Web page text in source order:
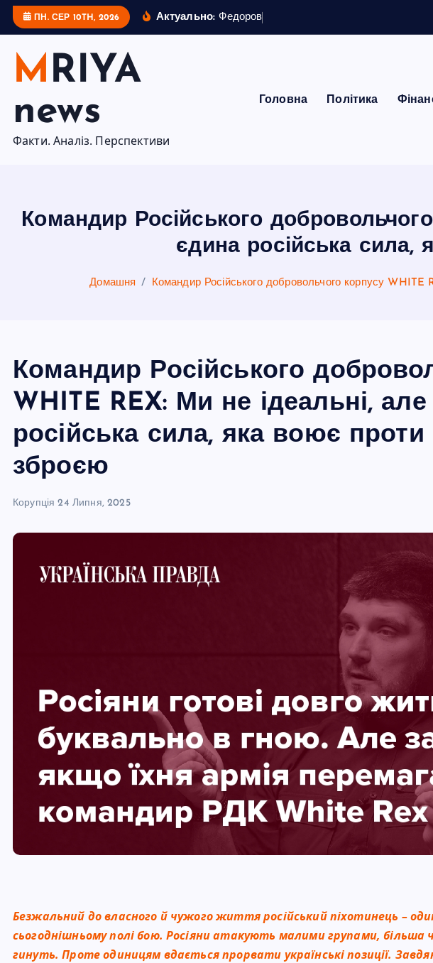
ПН. СЕР 10TH, 2026 Актуально: Федоров
MRIYA
news
Факти. Аналіз. Перспективи
Головна Політика
Командир Російського
єдина російська сила,
Домашня Командир Російського добровольчого корпусу
Командир Російського
WHITE REX: Ми не ідеальні,
російська сила, яка воює проти
зброєю
Корупція 24 Липня, 2025
Безжальний до власного й чужого життя російський піхотинець –
сьогоднішньому полі бою. Росіяни атакують малими групами,
гинуть. Проте одиницям вдається прорвати українські позиції.